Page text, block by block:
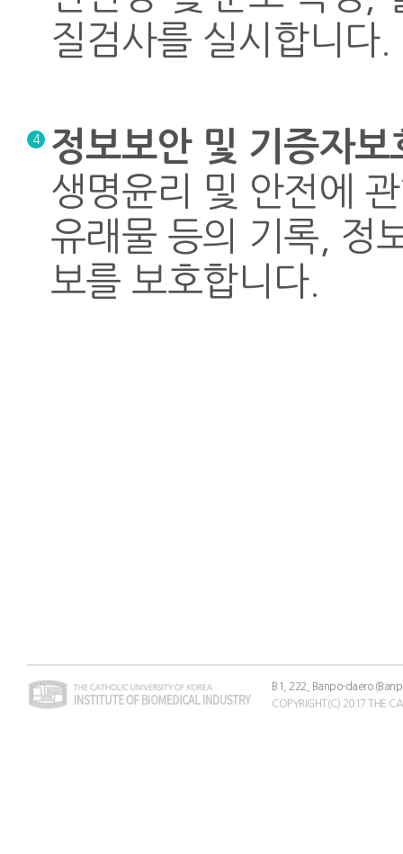
질검사를 실시합니다.
4 정보보안 및 기증자보
생명윤리 및 안전에
유래물 등의 기록, 정
보를 보호합니다.
B1, 222, Banpo-daero
COPYRIGHT(C) 2017 THE